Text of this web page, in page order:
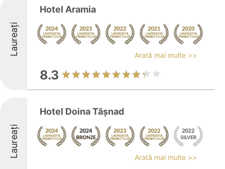
Laureați
Hotel Aramia
Arată mai multe >>
8.3
Laureați
Hotel Doina Tăşnad
Arată mai multe >>